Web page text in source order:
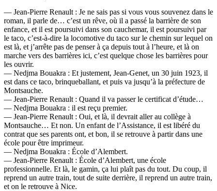
— Jean-Pierre Renault : Je ne sais pas si vous vous souvenez dans le
roman, il parle de… c’est un rêve, où il a passé la barrière de son
enfance, et il est poursuivi dans son cauchemar, il est poursuivi par
le taco, c’est-à-dire la locomotive du taco sur le chemin sur lequel on
est là, et j’arrête pas de penser à ça depuis tout à l’heure, et là on
marche vers des barrières ici, c’est quelque chose les barrières pour
les ouvrir.
— Nedjma Bouakra : Et justement, Jean-Genet, un 30 juin 1923, il
est dans ce taco, brinqueballant, et puis va jusqu’à la préfecture de
Montsauche.
— Jean-Pierre Renault : Quand il va passer le certificat d’étude…
— Nedjma Bouakra : il est reçu premier.
— Jean-Pierre Renault : Oui, et là, il devrait aller au collège à
Montsauche… Et non. Un enfant de l’Assistance, il est libéré du
contrat que ses parents ont, et bon, il se retrouve à partir dans une
école pour être imprimeur.
— Nedjma Bouakra : École d’Alembert.
— Jean-Pierre Renault : École d’Alembert, une école
professionnelle. Et là, le gamin, ça lui plaît pas du tout. Du coup, il
reprend un autre train, tout de suite derrière, il reprend un autre train,
et on le retrouve à Nice.